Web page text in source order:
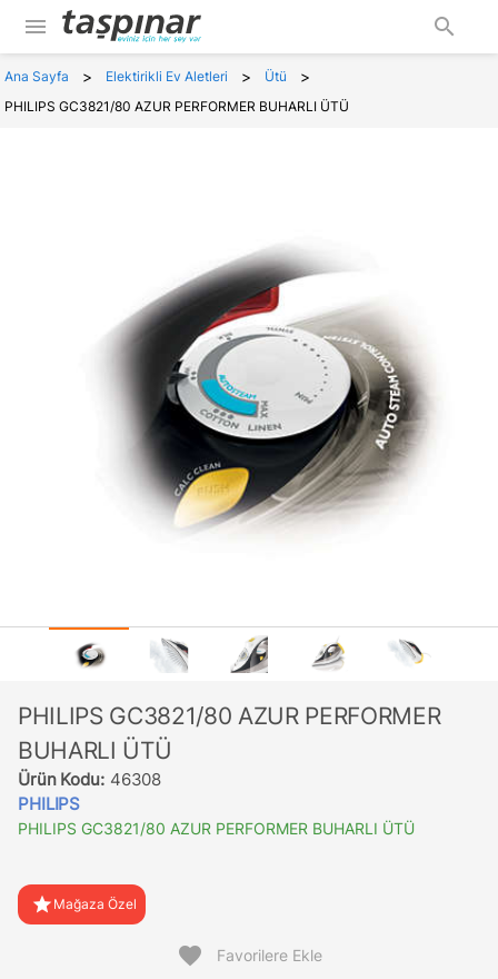
menu search
Ana Sayfa > Elektirikli Ev Aletleri > Ütü >
PHILIPS GC3821/80 AZUR PERFORMER BUHARLI ÜTÜ
PHILIPS GC3821/80 AZUR PERFORMER
BUHARLI ÜTÜ
Ürün Kodu: 46308
PHILIPS
PHILIPS GC3821/80 AZUR PERFORMER BUHARLI ÜTÜ
star Mağaza Özel
favorite Favorilere Ekle